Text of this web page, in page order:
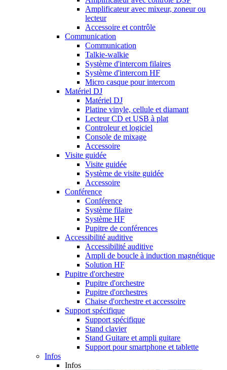
Amplificateur avec mixeur, zoneur ou
lecteur
Accessoire et contrôle
Communication
Communication
Talkie-walkie
Système d'intercom filaires
Système d'intercom HF
Micro casque pour intercom
Matériel DJ
Matériel DJ
Platine vinyle, cellule et diamant
Lecteur CD et USB à plat
Controleur et logiciel
Console de mixage
Accessoire
Visite guidée
Visite guidée
Système de visite guidée
Accessoire
Conférence
Conférence
Système filaire
Système HF
Pupitre de conférences
Accessibilité auditive
Accessibilité auditive
Ampli de boucle à induction magnétique
Solution HF
Pupitre d'orchestre
Pupitre d'orchestre
Pupitre d'orchestres
Chaise d'orchestre et accessoire
Support spécifique
Support spécifique
Stand clavier
Stand Guitare et ampli guitare
Support pour smartphone et tablette
Infos
Infos